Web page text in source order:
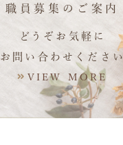
職員募集のご案内
どうぞお気軽に
お問い合わせください
VIEW MORE